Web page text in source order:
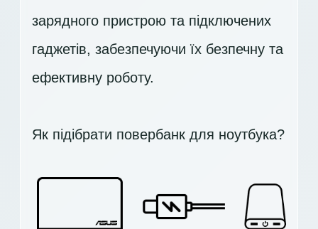
зарядного пристрою та підключених
гаджетів, забезпечуючи їх безпечну та
ефективну роботу.
Як підібрати повербанк для ноутбука?